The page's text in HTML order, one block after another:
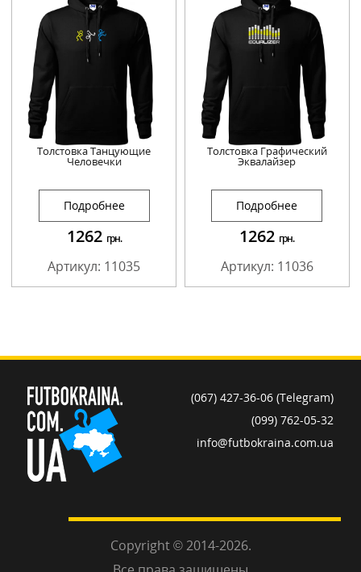
Толстовка Танцующие
Человечки
Подробнее
1262 грн.
Артикул: 11035
Толстовка Графический
Эквалайзер
Подробнее
1262 грн.
Артикул: 11036
(067) 427-36-06 (Telegram)
(099) 762-05-32
info@futbokraina.com.ua
Copyright © 2014-2026.